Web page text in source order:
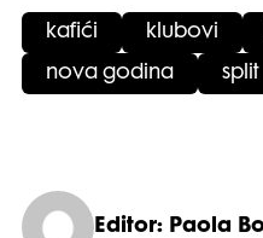
kafići klubovi
nova godina split
Editor: Paola